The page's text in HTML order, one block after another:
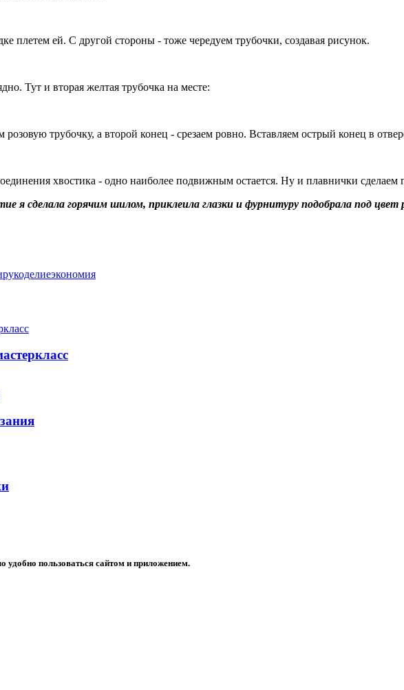
плетем ей. С другой стороны - тоже чередуем трубочки, создавая рисунок.
Тут и вторая желтая трубочка на месте:
розовую трубочку, а второй конец - срезаем ровно. Вставляем острый конец в
хвостика - одно наиболее подвижным остается. Ну и плавнички сделаем
я сделала горячим шилом, приклеила глазки и фурнитуру подобрала под цвет
рукоделиеэкономия
пользоваться сайтом и приложением.